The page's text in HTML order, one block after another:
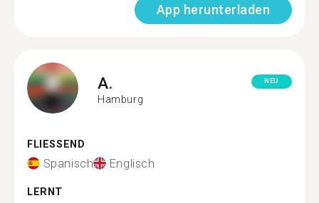
App herunterladen
A.
Hamburg
NEU
FLIESSEND
Spanisch Englisch
LERNT